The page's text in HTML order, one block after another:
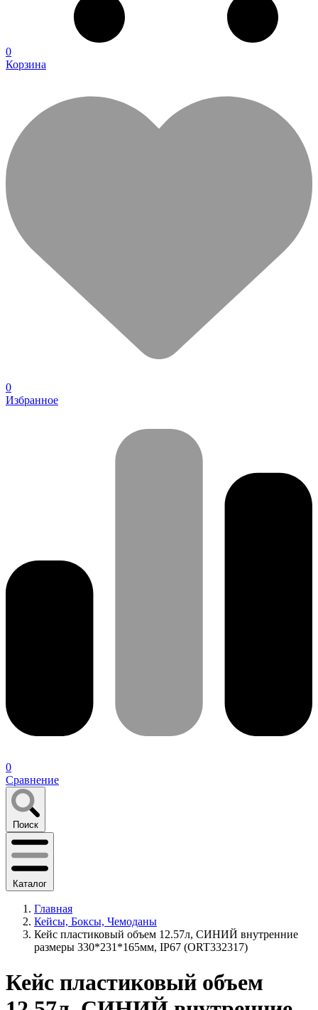
0
Корзина
0
Избранное
0
Сравнение
Поиск
Каталог
Главная
Кейсы, Боксы, Чемоданы
Кейс пластиковый объем 12.57л, СИНИЙ внутренние
размеры 330*231*165мм, IP67 (ORT332317)
Кейс пластиковый объем